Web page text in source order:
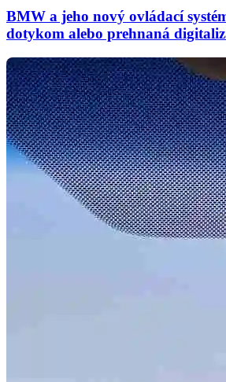
BMW a jeho nový ovládací
dotykom alebo prehnaná